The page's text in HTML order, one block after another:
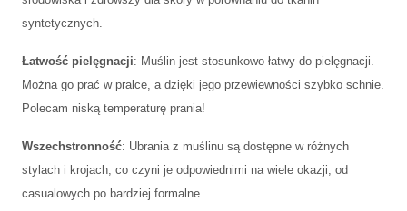
syntetycznych.
Łatwość pielęgnacji: Muślin jest stosunkowo łatwy do pielęgnacji.
Można go prać w pralce, a dzięki jego przewiewności szybko schnie.
Polecam niską temperaturę prania!
Wszechstronność: Ubrania z muślinu są dostępne w różnych
stylach i krojach, co czyni je odpowiednimi na wiele okazji, od
casualowych po bardziej formalne.